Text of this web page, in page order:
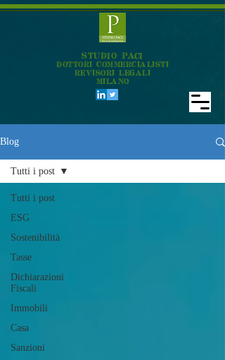
STUDIO PACI
DOTTORI COMMERCIALISTI
REVISORI LEGALI
MILANO
Blog
Tutti i post
ESG
Sostenibilità
Tasse
Dichiarazioni
Fiscali
Immobili
Casa
Sanzioni
Tutti i post